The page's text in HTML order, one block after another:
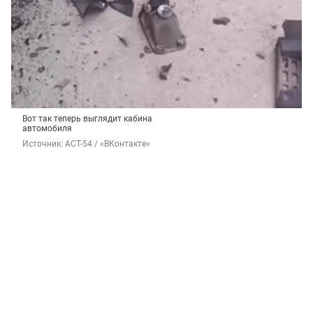
Вот так теперь выглядит кабина
автомобиля
Источник: АСТ-54 / «ВКонтакте»